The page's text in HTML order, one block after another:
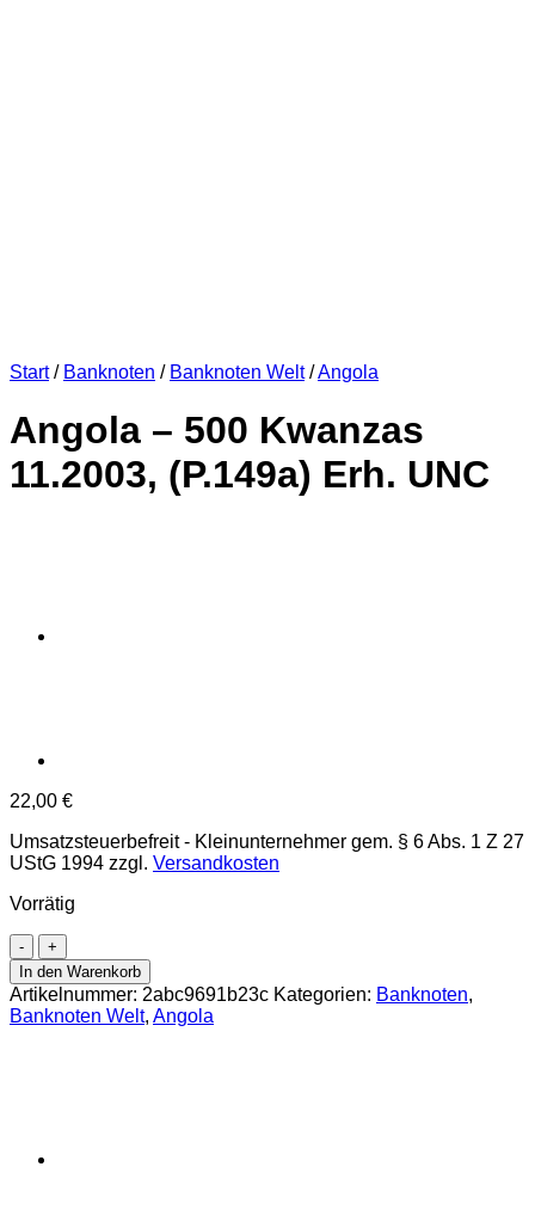
Start / Banknoten / Banknoten Welt /Angola
Angola – 500 Kwanzas
11.2003, (P.149a) Erh. UNC
22,00 €
Umsatzsteuerbefreit - Kleinunternehmer gem. § 6 Abs. 1 Z 27
UStG 1994 zzgl. Versandkosten
Vorrätig
Angola
-
500
Kwanzas
11.2003,
In den Warenkorb
Artikelnummer: 2abc9691b23c Kategorien: Banknoten,
Banknoten Welt, Angola